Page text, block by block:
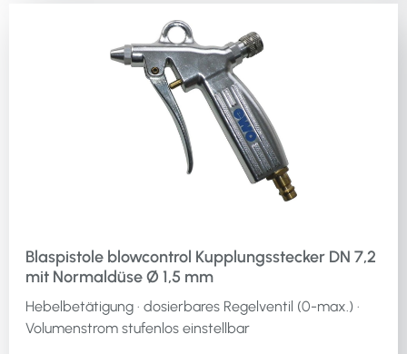
Blaspistole blowcontrol Kupplungsstecker DN 7,2
mit Normaldüse Ø 1,5 mm
Hebelbetätigung · dosierbares Regelventil (0-max.) ·
Volumenstrom stufenlos einstellbar